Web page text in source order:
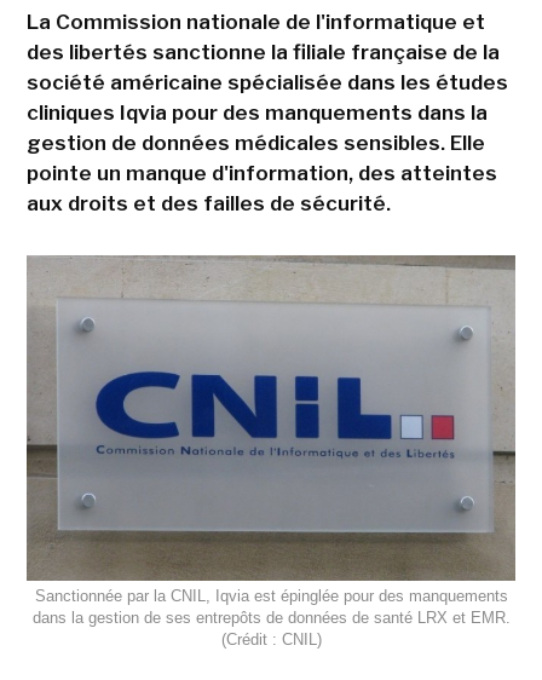
La Commission nationale de l'informatique et
des libertés sanctionne la filiale française de la
société américaine spécialisée dans les études
cliniques Iqvia pour des manquements dans la
gestion de données médicales sensibles. Elle
pointe un manque d'information, des atteintes
aux droits et des failles de sécurité.
Sanctionnée par la CNIL, Iqvia est épinglée pour des manquements
dans la gestion de ses entrepôts de données de santé LRX et EMR.
(Crédit : CNIL)